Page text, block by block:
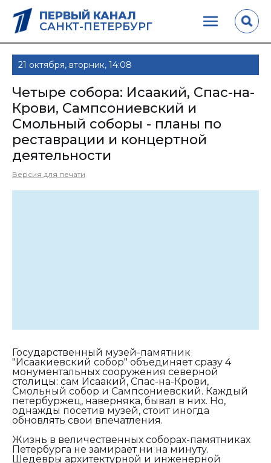
ПЕРВЫЙ КАНАЛ
САНКТ-ПЕТЕРБУРГ
21 октября, вторник, 14:08
Четыре собора: Исаакий, Спас-на-
Крови, Сампсониевский и
Смольный соборы - планы по
реставрации и концертной
деятельности
Версия для печати
Государственный музей-памятник
"Исаакиевский собор" объединяет сразу 4
монументальных сооружения северной
столицы: сам Исаакий, Спас-на-Крови,
Смольный собор и Сампсониевский. Каждый
петербуржец, наверняка, бывал в них. Но,
однажды посетив музей, стоит иногда
обновлять свои впечатления.
Жизнь в величественных соборах-памятниках
Петербурга не замирает ни на минуту.
Шедевры архитектурной и инженерной